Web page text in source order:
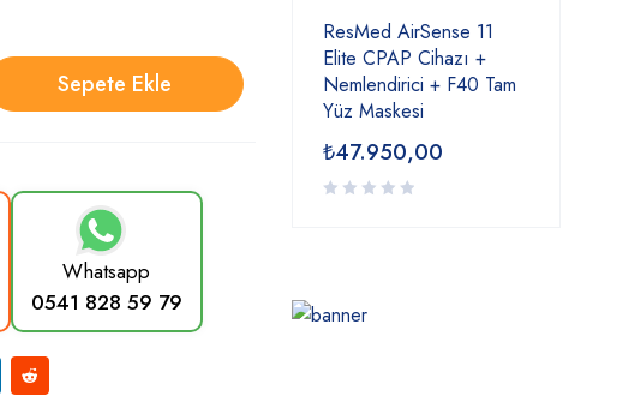
Sepete Ekle
Whatsapp
0541 828 59 79
ResMed AirSense 11
Elite CPAP Cihazı +
Nemlendirici + F40 Tam
Yüz Maskesi
₺47.950,00